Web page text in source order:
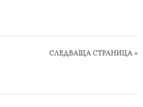
СЛЕДВАЩА СТРАНИЦА »